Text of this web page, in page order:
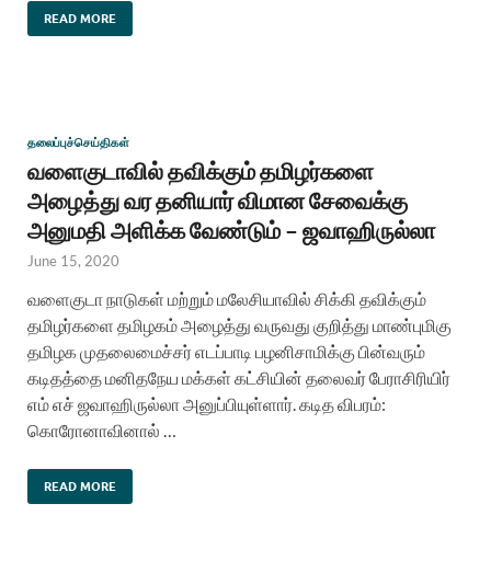
READ MORE
தலைப்புச்செய்திகள்
வளைகுடாவில் தவிக்கும் தமிழர்களை
அழைத்து வர தனியார் விமான சேவைக்கு
அனுமதி அளிக்க வேண்டும் – ஜவாஹிருல்லா
June 15, 2020
வளைகுடா நாடுகள் மற்றும் மலேசியாவில் சிக்கி தவிக்கும்
தமிழர்களை தமிழகம் அழைத்து வருவது குறித்து மாண்புமிகு
தமிழக முதலைமைச்சர் எடப்பாடி பழனிசாமிக்கு பின்வரும்
கடிதத்தை மனிதநேய மக்கள் கட்சியின் தலைவர் பேராசிரியிர்
எம் எச் ஜவாஹிருல்லா அனுப்பியுள்ளார். கடித விபரம்:
கொரோனாவினால் …
READ MORE